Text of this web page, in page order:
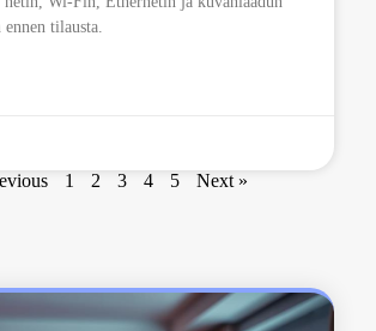
ennen tilausta.
1 2 3 4 5 Next »